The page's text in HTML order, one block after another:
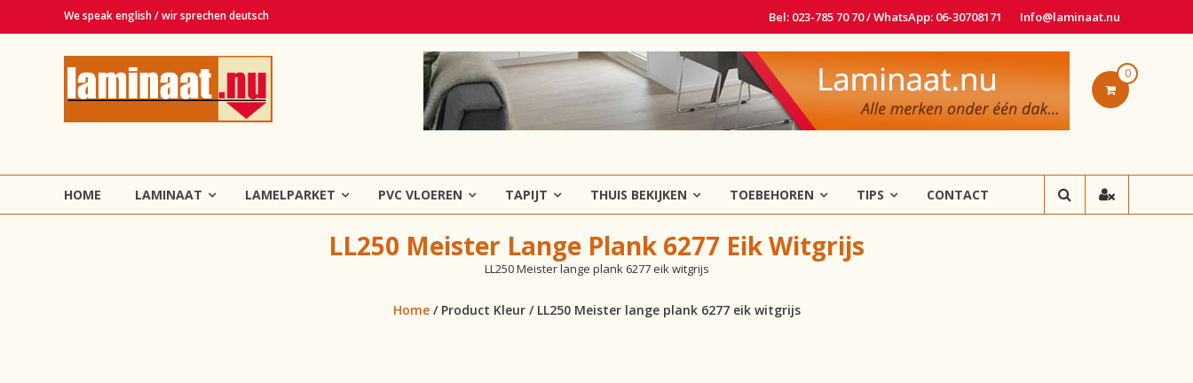
We speak english / wir sprechen deutsch Bel: 023-785 70 70 / WhatsApp: 06-30708171 Info@laminaat.nu
Laminaat.nu
Haarlem
lamelparket,
PVC
en
0
HOME LAMINAAT LAMELPARKET PVC VLOEREN TAPIJT THUIS BEKIJKEN TOEBEHOREN TIPS CONTACT
LL250 Meister Lange Plank 6277 Eik Witgrijs
LL250 Meister lange plank 6277 eik witgrijs
Home/ Product Kleur / LL250 Meister lange plank 6277 eik witgrijs